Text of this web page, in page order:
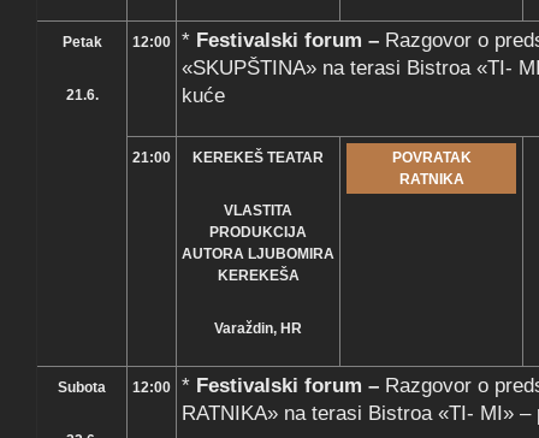
Petak
21.6.
12:00 * Festivalski forum – Razgovor o
«SKUPŠTINA» na terasi Bistroa «TI-
kuće
21:00 KEREKEŠ TEATAR
VLASTITA
PRODUKCIJA
AUTORA LJUBOMIRA
KEREKEŠA
Varaždin, HR
POVRATAK
RATNIKA
Subota 12:00 * Festivalski forum – Razgovor o
RATNIKA» na terasi Bistroa «TI- MI» –